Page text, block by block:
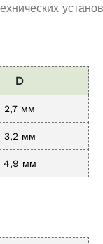
D
2,7 мм
3,2 мм
4,9 мм